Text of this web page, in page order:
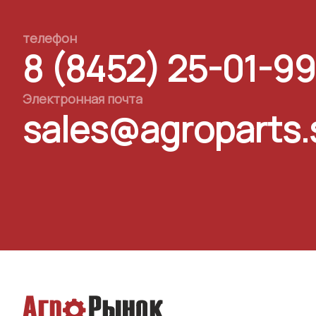
телефон
8 (8452) 25-01-99
Электронная почта